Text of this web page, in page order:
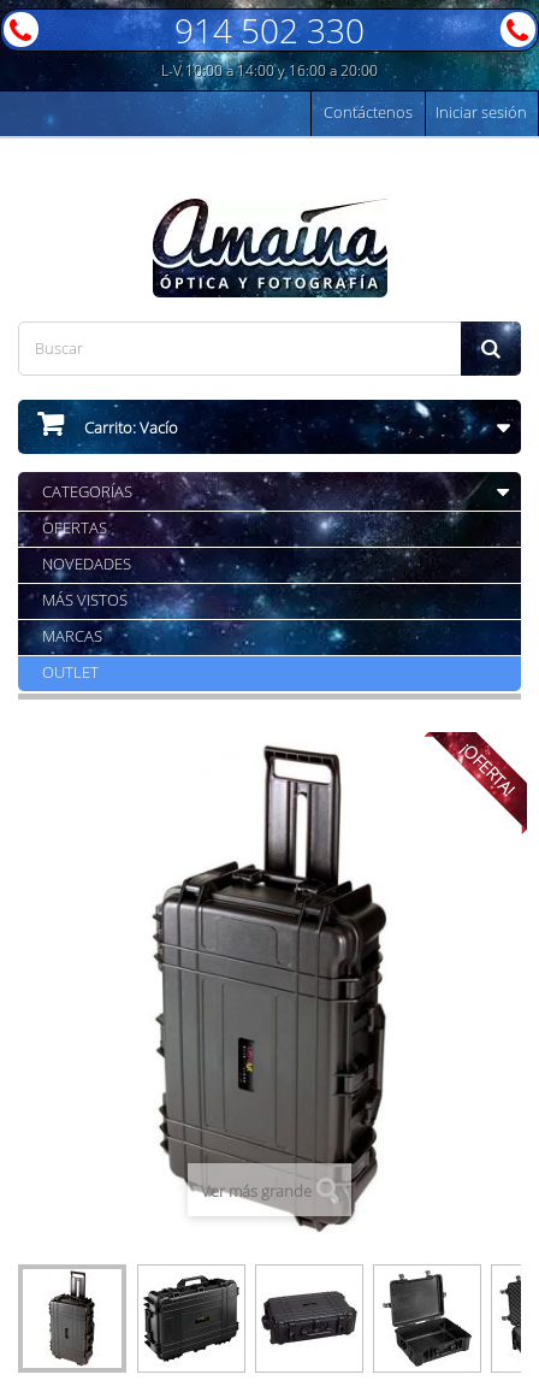
914 502 330
L-V 10:00 a 14:00 y 16:00 a 20:00
Iniciar sesión
Contáctenos
Carrito:Vacío
CATEGORÍAS
OFERTAS
NOVEDADES
MÁS VISTOS
MARCAS
OUTLET
¡OFERTA!
Ver más grande